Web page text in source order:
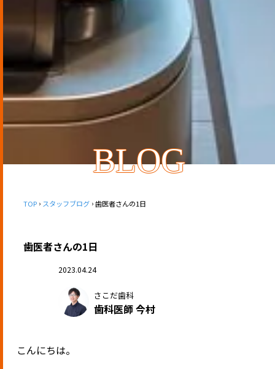
BLOG
TOP スタッフブログ 歯医者さんの1日
歯医者さんの1日
2023.04.24
さこだ歯科
歯科医師 今村
こんにちは。